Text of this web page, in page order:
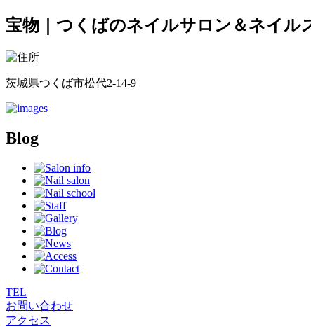
宝物｜つくばのネイルサロン＆ネイル
茨城県つくば市松代2-14-9
Blog
TEL
お問い合わせ
アクセス